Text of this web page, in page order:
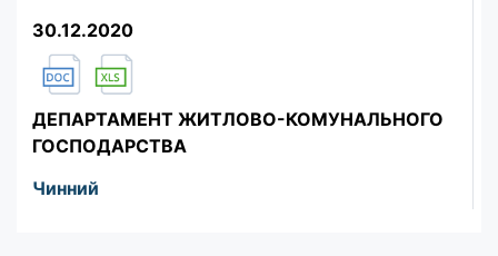
30.12.2020
ДЕПАРТАМЕНТ ЖИТЛОВО-КОМУНАЛЬНОГО
ГОСПОДАРСТВА
Чинний